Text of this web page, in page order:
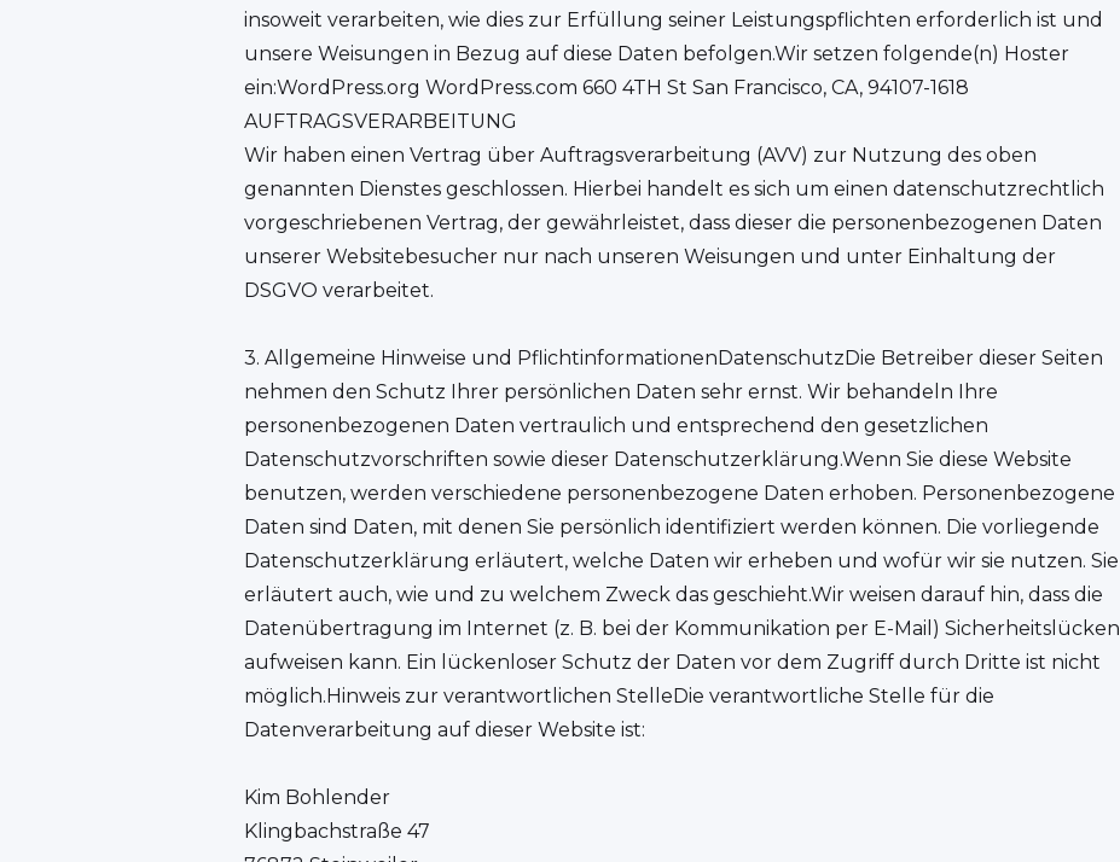
insoweit verarbeiten, wie dies zur Erfüllung seiner Leistungspflichten erforderlich ist und
unsere Weisungen in Bezug auf diese Daten befolgen.Wir setzen folgende(n) Hoster
ein:WordPress.org WordPress.com 660 4TH St San Francisco, CA, 94107-1618
AUFTRAGSVERARBEITUNG
Wir haben einen Vertrag über Auftragsverarbeitung (AVV) zur Nutzung des oben
genannten Dienstes geschlossen. Hierbei handelt es sich um einen datenschutzrechtlich
vorgeschriebenen Vertrag, der gewährleistet, dass dieser die personenbezogenen Daten
unserer Websitebesucher nur nach unseren Weisungen und unter Einhaltung der
DSGVO verarbeitet.
3. Allgemeine Hinweise und Pflicht­informationenDatenschutzDie Betreiber dieser Seiten
nehmen den Schutz Ihrer persönlichen Daten sehr ernst. Wir behandeln Ihre
personenbezogenen Daten vertraulich und entsprechend den gesetzlichen
Datenschutzvorschriften sowie dieser Datenschutzerklärung.Wenn Sie diese Website
benutzen, werden verschiedene personenbezogene Daten erhoben. Personenbezogene
Daten sind Daten, mit denen Sie persönlich identifiziert werden können. Die vorliegende
Datenschutzerklärung erläutert, welche Daten wir erheben und wofür wir sie nutzen. Sie
erläutert auch, wie und zu welchem Zweck das geschieht.Wir weisen darauf hin, dass die
Datenübertragung im Internet (z. B. bei der Kommunikation per E-Mail) Sicherheitslücken
aufweisen kann. Ein lückenloser Schutz der Daten vor dem Zugriff durch Dritte ist nicht
möglich.Hinweis zur verantwortlichen StelleDie verantwortliche Stelle für die
Datenverarbeitung auf dieser Website ist:
Kim Bohlender
Klingbachstraße 47